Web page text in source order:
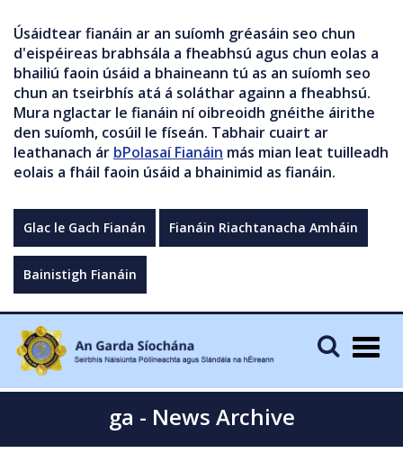
Úsáidtear fianáin ar an suíomh gréasáin seo chun
d'eispéireas brabhsála a fheabhsú agus chun eolas a
bhailiú faoin úsáid a bhaineann tú as an suíomh seo
chun an tseirbhís atá á soláthar againn a fheabhsú.
Mura nglactar le fianáin ní oibreoidh gnéithe áirithe
den suíomh, cosúil le físeán. Tabhair cuairt ar
leathanach ár bPolasaí Fianáin más mian leat tuilleadh
eolais a fháil faoin úsáid a bhainimid as fianáin.
Glac le Gach Fianán Fianáin Riachtanacha Amháin
Bainistigh Fianáin
ga - News Archive